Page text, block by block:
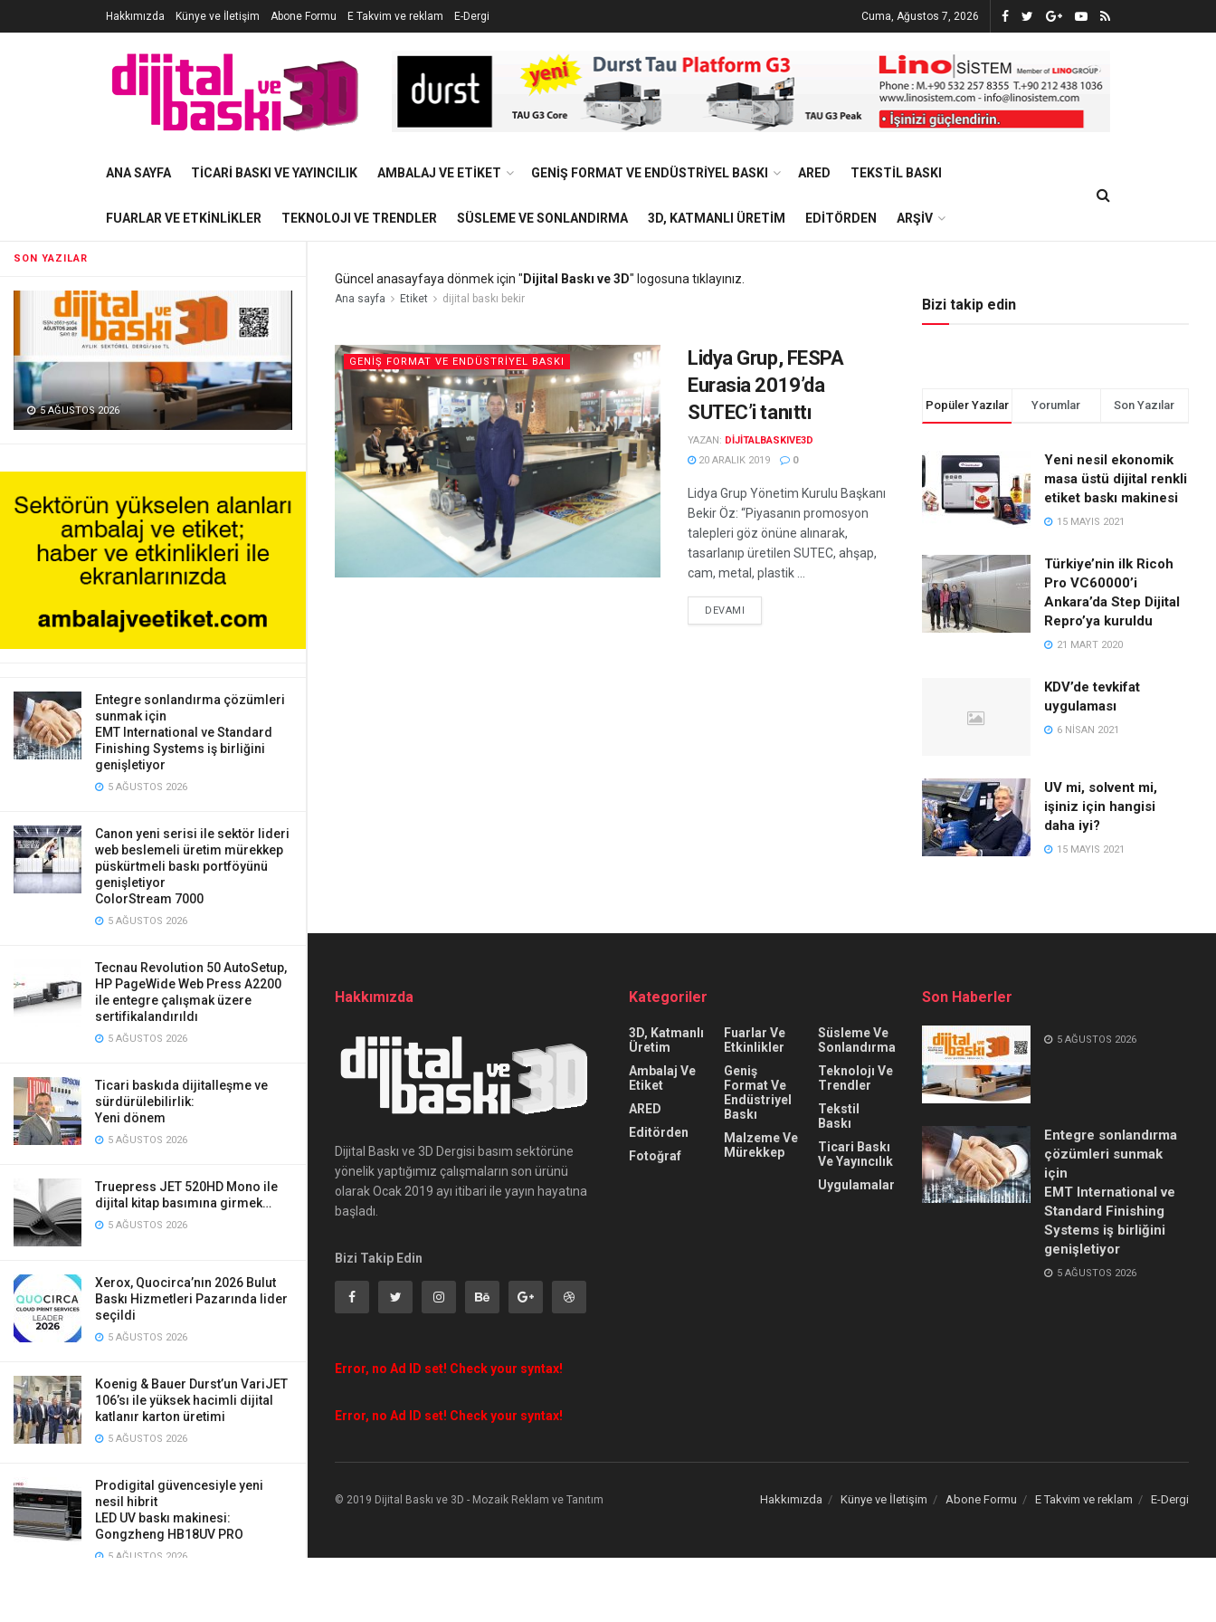
SON YAZILAR
5 AĞUSTOS 2026
Entegre sonlandırma çözümleri
sunmak için
EMT International ve Standard
Finishing Systems iş birliğini
genişletiyor
5 AĞUSTOS 2026
Canon yeni serisi ile sektör lideri
web beslemeli üretim mürekkep
püskürtmeli baskı portföyünü
genişletiyor
ColorStream 7000
5 AĞUSTOS 2026
Tecnau Revolution 50 AutoSetup,
HP PageWide Web Press A2200
ile entegre çalışmak üzere
sertifikalandırıldı
5 AĞUSTOS 2026
Ticari baskıda dijitalleşme ve
sürdürülebilirlik:
Yeni dönem
5 AĞUSTOS 2026
Truepress JET 520HD Mono ile
dijital kitap basımına girmek…
5 AĞUSTOS 2026
Xerox, Quocirca’nın 2026 Bulut
Baskı Hizmetleri Pazarında lider
seçildi
5 AĞUSTOS 2026
Koenig & Bauer Durst’un VariJET
106’sı ile yüksek hacimli dijital
katlanır karton üretimi
5 AĞUSTOS 2026
Prodigital güvencesiyle yeni
nesil hibrit
LED UV baskı makinesi:
Gongzheng HB18UV PRO
5 AĞUSTOS 2026
Hakkımızda Künye ve İletişim Abone Formu E Takvim ve reklam E-Dergi Cuma, Ağustos 7, 2026
ANA SAYFA TICARI BASKI VE YAYINCILIK AMBALAJ VE ETIKET GENIŞ FORMAT VE ENDÜSTRIYEL BASKI ARED TEKSTIL BASKI
FUARLAR VE ETKINLIKLER TEKNOLOJI VE TRENDLER SÜSLEME VE SONLANDIRMA 3D, KATMANLI ÜRETIM EDITÖRDEN ARŞIV
Güncel anasayfaya dönmek için " Dijital Baskı ve 3D" logosuna tıklayınız.
Ana sayfa Etiket dijital baskı bekir
GENIŞ FORMAT VE ENDÜSTRIYEL BASKI
Lidya Grup, FESPA
Eurasia 2019’da
SUTEC’i tanıttı
YAZAN: DIJITALBASKIVE3D
20 ARALIK 2019
0
Lidya Grup Yönetim Kurulu Başkanı
Bekir Öz: “Piyasanın promosyon
talepleri göz önüne alınarak,
tasarlanıp üretilen SUTEC, ahşap,
cam, metal, plastik ...
DEVAMI
Bizi takip edin
Popüler Yazılar Yorumlar Son Yazılar
Yeni nesil ekonomik
masa üstü dijital renkli
etiket baskı makinesi
15 MAYIS 2021
Türkiye’nin ilk Ricoh
Pro VC60000’i
Ankara’da Step Dijital
Repro’ya kuruldu
21 MART 2020
KDV’de tevkifat
uygulaması
6 NISAN 2021
UV mi, solvent mi,
işiniz için hangisi
daha iyi?
15 MAYIS 2021
Hakkımızda
Dijital Baskı ve 3D Dergisi basım sektörüne
yönelik yaptığımız çalışmaların son ürünü
olarak Ocak 2019 ayı itibari ile yayın hayatına
başladı.
Bizi Takip Edin
Error, no Ad ID set! Check your syntax!
Error, no Ad ID set! Check your syntax!
Kategoriler
3D, Katmanlı
Üretim
Ambalaj Ve
Etiket
ARED
Editörden
Fotoğraf
Fuarlar Ve
Etkinlikler
Geniş
Format Ve
Endüstriyel
Baskı
Malzeme Ve
Mürekkep
Süsleme Ve
Sonlandırma
Teknolojı Ve
Trendler
Tekstil
Baskı
Ticari Baskı
Ve Yayıncılık
Uygulamalar
Son Haberler
5 AĞUSTOS 2026
Entegre sonlandırma
çözümleri sunmak
için
EMT International ve
Standard Finishing
Systems iş birliğini
genişletiyor
5 AĞUSTOS 2026
Hakkımızda Künye ve İletişim Abone Formu E Takvim ve reklam E-Dergi
© 2019 Dijital Baskı ve 3D - Mozaik Reklam ve Tanıtım